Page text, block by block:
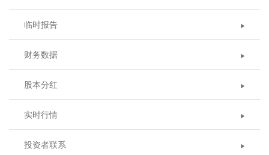
临时报告
财务数据
股本分红
实时行情
投资者联系